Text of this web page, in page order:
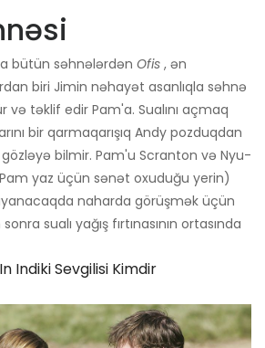
bütün səhnələrdən Ofis , ən
biri Jimin nəhayət asanlıqla səhnə
və təklif edir Pam'a. Sualını açmaq
bir qarmaqarışıq Andy pozduqdan
bilmir. Pam'u Scranton və Nyu-
yaz üçün sənət oxuduğu yerin)
naharda görüşmək üçün
sualı yağış fırtınasının ortasında
Indiki Sevgilisi Kimdir